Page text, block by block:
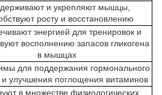
и укрепляют мышцы,
росту и восстановлению
энергией для тренировок и
восполнению запасов гликогена
в мышцах
для поддержания гормонального
улучшения поглощения витаминов
в множестве физиологических